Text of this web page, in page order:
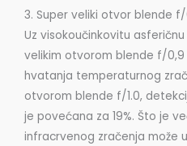
3. Super veliki otvor blende f/
Uz visokoučinkovitu
velikim otvorom blende f/0,9
hvatanja temperaturnog
otvorom blende f/1.0,
je povećana za 19%. Što je
infracrvenog zračenja može